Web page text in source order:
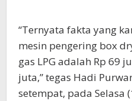
“Ternyata fakta yang
mesin pengering box
gas LPG adalah Rp 69
juta,” tegas Hadi
setempat, pada Selasa